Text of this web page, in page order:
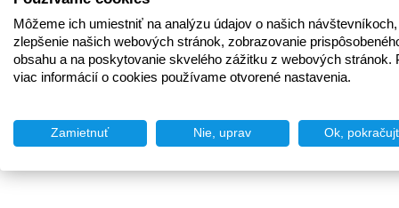
Môžeme ich umiestniť na analýzu údajov o našich
zlepšenie našich webových stránok, zobrazovanie
obsahu a na poskytovanie skvelého zážitku z webových stránok.
viac informácií o cookies používame otvorené nastavenia.
Zamietnuť Nie, uprav Ok,